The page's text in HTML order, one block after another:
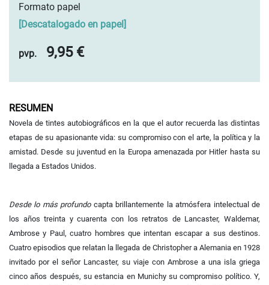
Formato papel
[Descatalogado en papel]
pvp. 9,95 €
RESUMEN
Novela de tintes autobiográficos en la que el autor recuerda las distintas
etapas de su apasionante vida: su compromiso con el arte, la política y la
amistad. Desde su juventud en la Europa amenazada por Hitler hasta su
llegada a Estados Unidos.
Desde lo más profundocapta brillantemente la atmósfera intelectual de
los años treinta y cuarenta con los retratos de Lancaster, Waldemar,
Ambrose y Paul, cuatro hombres que intentan escapar a sus destinos.
Cuatro episodios que relatan la llegada de Christopher a Alemania en 1928
invitado por el señor Lancaster, su viaje con Ambrose a una isla griega
cinco años después, su estancia en Munichy su compromiso político. Y,